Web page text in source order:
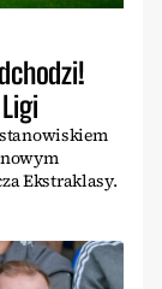
stanowiskiem
Ekstraklasy.